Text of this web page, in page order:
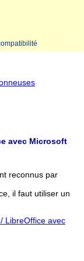
avec Microsoft
reconnus par
il faut utiliser un
LibreOffice avec